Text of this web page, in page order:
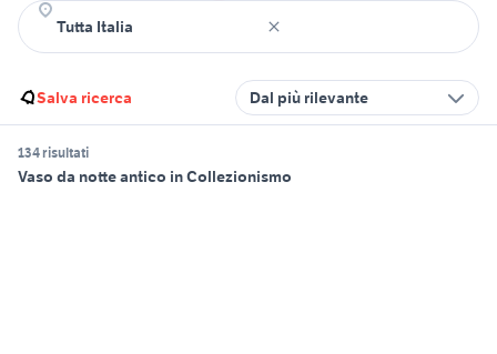
Salva ricerca Dal più rilevante
134 risultati
Vaso da notte antico in Collezionismo